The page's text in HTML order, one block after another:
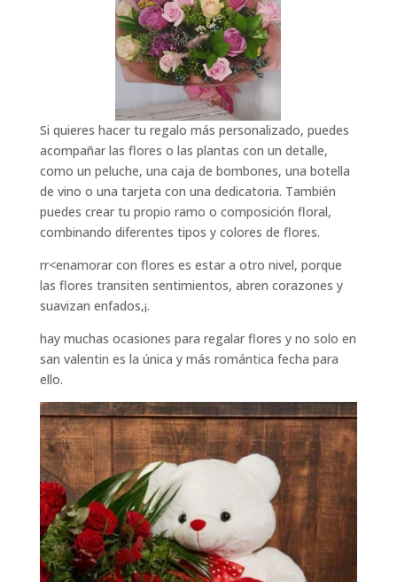
Si quieres hacer tu regalo más personalizado, puedes
acompañar las flores o las plantas con un detalle,
como un peluche, una caja de bombones, una botella
de vino o una tarjeta con una dedicatoria. También
puedes crear tu propio ramo o composición floral,
combinando diferentes tipos y colores de flores.
rr<enamorar con flores es estar a otro nivel, porque
las flores transiten sentimientos, abren corazones y
suavizan enfados,¡.
hay muchas ocasiones para regalar flores y no solo en
san valentin es la única y más romántica fecha para
ello.